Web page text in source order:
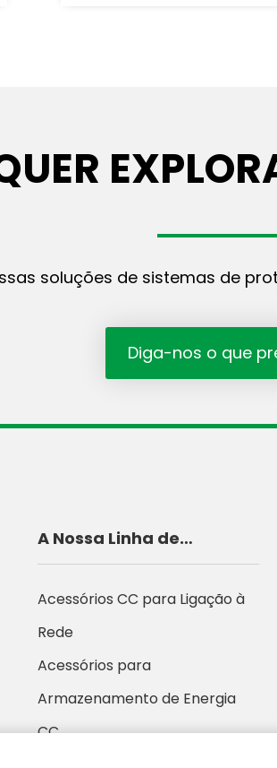
soluções de sistemas de
Diga-nos o que
A Nossa Linha de
Produtos
Acessórios CC para Ligação à
Rede
Acessórios para
Armazenamento de Energia
CC